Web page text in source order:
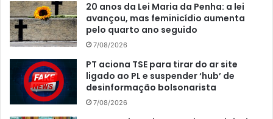
20 anos da Lei Maria da Penha: a lei
avançou, mas feminicídio aumenta
pelo quarto ano seguido
7/08/2026
PT aciona TSE para tirar do ar site
ligado ao PL e suspender ‘hub’ de
desinformação bolsonarista
7/08/2026